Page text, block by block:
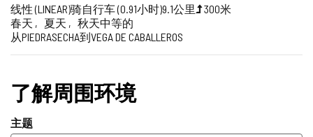
的
笔
记
本
添
加/
除
游
客
的
照
本
旅
行
线性 (LINEAR)
一
半
骑自行车 (0.91小时)
长
度
9.1公里
高
程
梯
度
300米
受
到
推
崇
春天 夏天 秋天
路
线
难
度
中等的
路
线
从PIEDRASECHA到VEGA DE CABALLEROS
了解周围环境
主题